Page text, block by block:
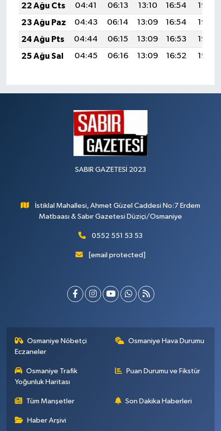
22 Ağu Cts
04:41 06:13 13:10 16:54
19:56
23 Ağu Paz
04:43 06:14 13:09 16:54
19:55
24 Ağu Pts
04:44 06:15 13:09 16:53
19:53
25 Ağu Sal
04:45 06:16 13:09 16:52 19:52
SABIR GAZETESİ 2023
İstiklal Mahallesi, Ahmet Güzel Caddesi No:7 Erdem
Matbaası & Sabır Gazetesi Düziçi/Osmaniye
0552 551 53 53
[email protected]
Osmaniye Nöbetçi
Eczaneler
Osmaniye Hava Durumu
Osmaniye Trafik
Yoğunluk Haritası
Puan Durumu ve Fikstür
Tüm Manşetler Son Dakika Haberleri
Haber Arşivi